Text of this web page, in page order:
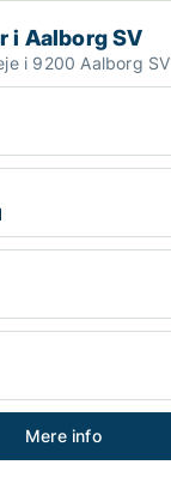
SV
i Aalborg SV
i 9200 Aalborg SV
Mere info